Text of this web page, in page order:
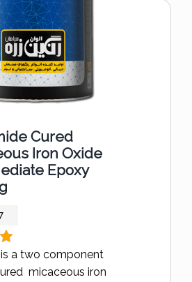
Cured
Iron Oxide
Epoxy
a two component
micaceous iron